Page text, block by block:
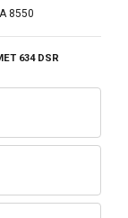
8550
634 DSR